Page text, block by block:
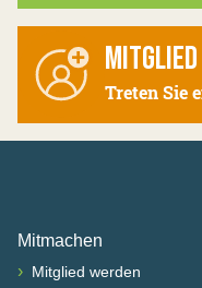
Treten Sie
Mitmachen
› Mitglied werden